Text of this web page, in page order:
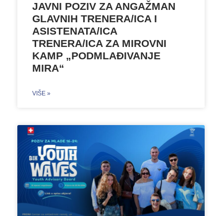
JAVNI POZIV ZA ANGAŽMAN
GLAVNIH TRENERA/ICA I
ASISTENATA/ICA
TRENERA/ICA ZA MIROVNI
KAMP „PODMLAĐIVANJE
MIRA“
VIŠE »